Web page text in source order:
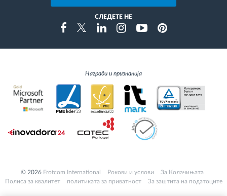
СЛЕДЕТЕ НЕ
FacebookTwitterLinkedinInstragramYoutubePinterest
Награди и признанија
© 2026 Frotcom International Pокови и услови
За Колачињата
Полиса за квалитет
политиката за приватност За заштита на податоците